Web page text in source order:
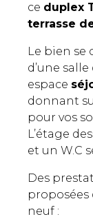
ce duplex
terrasse
Le bien se
d’une salle
espace
donnant
pour vos
L’étage
et un W.C
Des
neuf :